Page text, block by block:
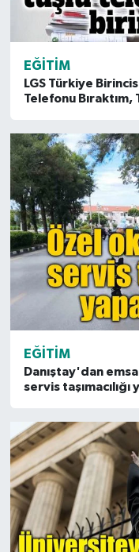
EĞITIM
LGS Türkiye
Telefonu Bıraktım,
EĞITIM
Danıştay'dan
servis